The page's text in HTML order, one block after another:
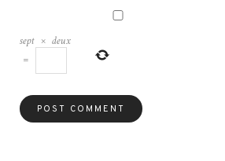
sept × deux
=